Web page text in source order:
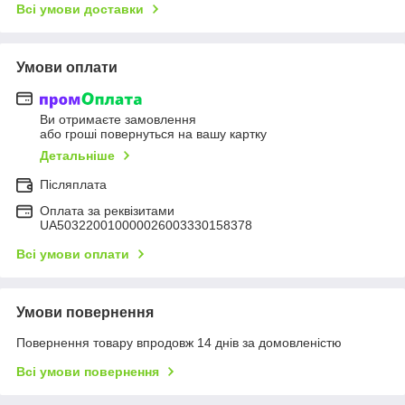
Всі умови доставки
Умови оплати
Ви отримаєте замовлення
або гроші повернуться на вашу картку
Детальніше
Післяплата
Оплата за реквізитами
UA503220010000026003330158378
Всі умови оплати
Умови повернення
Повернення товару впродовж 14 днів за домовленістю
Всі умови повернення